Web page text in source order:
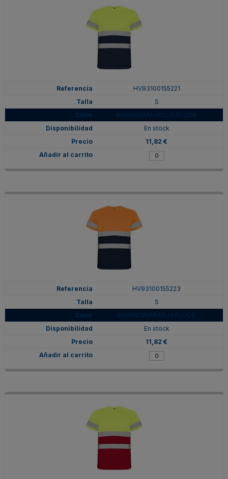
HV93100155221
S
MARINO/AMARILLO FLUOR
En stock
11,82 €
HV93100155223
S
MARINO/NARANJA FLUOR
En stock
11,82 €